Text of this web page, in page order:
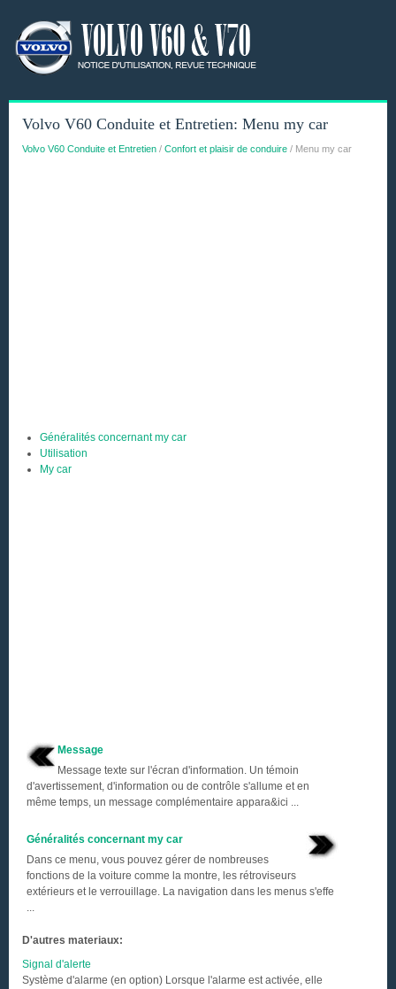
Volvo V60 Conduite et Entretien: Menu my car
Volvo V60 Conduite et Entretien / Confort et plaisir de conduire / Menu my car
Généralités concernant my car
Utilisation
My car
Message
Message texte sur l'écran d'information. Un témoin
d'avertissement, d'information ou de contrôle s'allume et en
même temps, un message complémentaire appara&ici ...
Généralités concernant my car
Dans ce menu, vous pouvez gérer de nombreuses
fonctions de la voiture comme la montre, les rétroviseurs
extérieurs et le verrouillage. La navigation dans les menus s'effe
...
D'autres materiaux:
Signal d'alerte
Système d'alarme (en option) Lorsque l'alarme est activée, elle